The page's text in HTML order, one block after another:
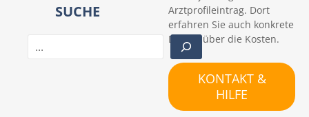
SUCHE
Arztprofileintrag. Dort
erfahren Sie auch konkrete
Details über die Kosten.
KONTAKT &
HILFE